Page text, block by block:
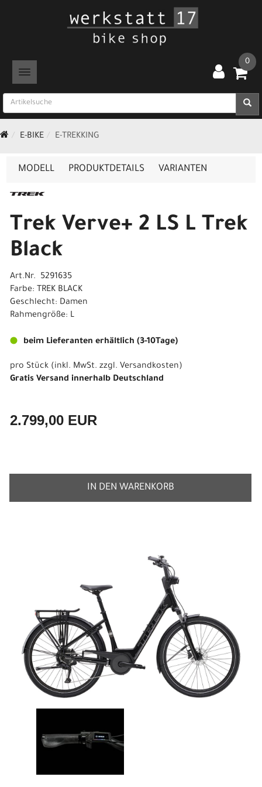
TOGGLE NAVIGATION
0
E-BIKE E-TREKKING
MODELL PRODUKTDETAILS VARIANTEN
Trek Verve+ 2 LS L Trek
Black
Art.Nr. 5291635
Farbe: TREK BLACK
Geschlecht: Damen
Rahmengröße: L
beim Lieferanten erhältlich (3-10Tage)
pro Stück (inkl. MwSt. zzgl. Versandkosten)
Gratis Versand innerhalb Deutschland
2.799,00 EUR
IN DEN WARENKORB